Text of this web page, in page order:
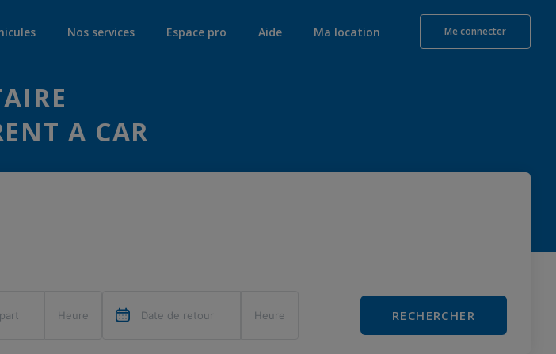
Nos services Espace pro Aide Ma location Me connecter
A CAR
RECHERCHER